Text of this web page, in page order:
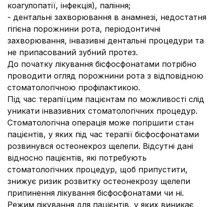
коагулопатії, інфекція), паління;
- дентальні захворювання в анамнезі, недостатня
гігієна порожнини рота, періодонтичні
захворювання, інвазивні дентальні процедури та
не припасований зубний протез.
До початку лікування бісфосфонатами потрібно
проводити огляд порожнини рота з відповідною
стоматологічною профілактикою.
Під час терапіїцим пацієнтам по можливості слід
уникати інвазивних стоматологічних процедур.
Стоматологічна операція може погіршити стан
пацієнтів, у яких під час терапії бісфосфонатами
розвинувся остеонекроз щелепи. Відсутні дані
відносно пацієнтів, які потребують
стоматологічних процедур, щоб припустити,
знижує ризик розвитку остеонекрозу щелепи
припинення лікування бісфосфонатами чи ні.
Режим лікування для пацієнтів, у яких виникає